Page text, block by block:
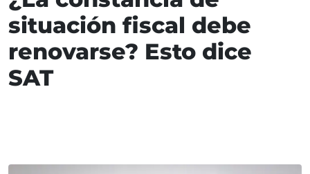
situación fiscal debe
renovarse? Esto dice
SAT